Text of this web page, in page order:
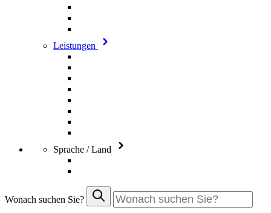
Leistungen
Sprache / Land
Wonach suchen Sie?